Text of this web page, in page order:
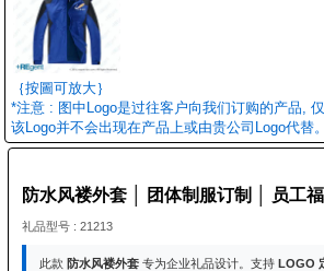
｛按圖可放大｝
*注意 : 图中Logo是过往客户向我们订购的产品,
该Logo并不会出现在产品上或由贵公司Logo代替。
防水风褛外套 │ 团体制服订制 │ 员工
礼品型号 : 21213
此款 防水风褛外套专为企业礼品设计。支持 LOGO